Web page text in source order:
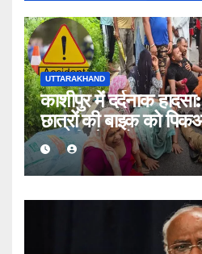
UTTARAKHAND
काशीपुर में दर्दनाक
छात्रों की बाइक को
एक की मौत, दो घायल